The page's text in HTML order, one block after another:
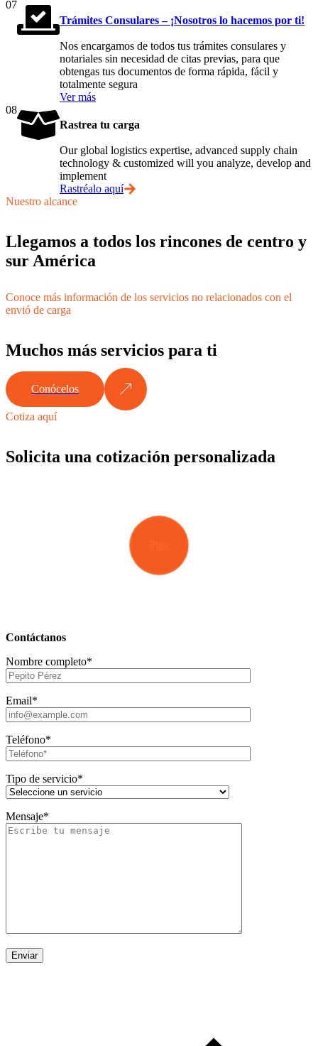
07
Trámites Consulares – ¡Nosotros lo hacemos por ti!
Nos encargamos de todos tus trámites consulares y
notariales sin necesidad de citas previas, para que
obtengas tus documentos de forma rápida, fácil y
totalmente segura
Ver más
08
Rastrea tu carga
Our global logistics expertise, advanced supply chain
technology & customized will you analyze, develop and
implement
Rastréalo aquí
Nuestro alcance
Llegamos a todos los rincones de centro y
sur América
Conoce más información de los servicios no relacionados con el
envió de carga
Muchos más servicios para ti
Conócelos
Cotiza aquí
Solicita una cotización personalizada
Contáctanos
Nombre completo*
Email*
Teléfono*
Tipo de servicio*
Mensaje*